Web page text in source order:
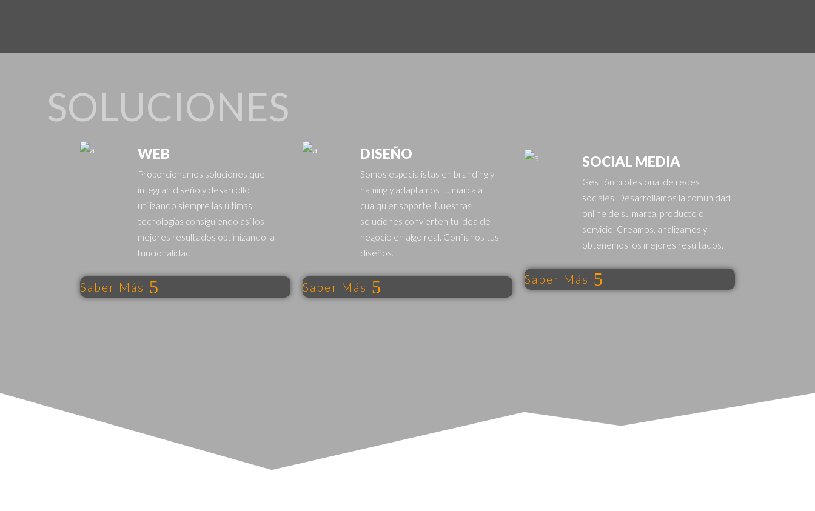
SOLUCIONES
WEB
Proporcionamos soluciones que
integran diseño y desarrollo
utilizando siempre las últimas
tecnologías consiguiendo así los
mejores resultados optimizando la
funcionalidad.
Saber Más
DISEÑO
Somos especialistas en branding y
naming y adaptamos tu marca a
cualquier soporte. Nuestras
soluciones convierten tu idea de
negocio en algo real. Confíanos tus
diseños.
Saber Más
SOCIAL MEDIA
Gestión profesional de redes
sociales. Desarrollamos la comunidad
online de su marca, producto o
servicio. Creamos, analizamos y
obtenemos los mejores resultados.
Saber Más